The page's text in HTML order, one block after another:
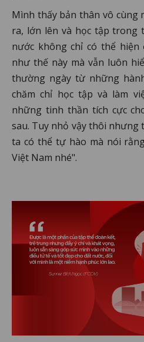
Mình thấy bản thân vô cùng
ra, lớn lên và học tập trong
nước không chỉ có thể
như thế này mà vẫn luôn
thường ngày từ những
chăm chỉ học tập và làm
những tinh thần tích cực
sau. Tuy nhỏ vậy thôi nhưng
ta có thể tự hào mà nói
Việt Nam nhé".